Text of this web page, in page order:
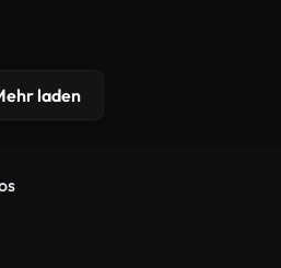
laden